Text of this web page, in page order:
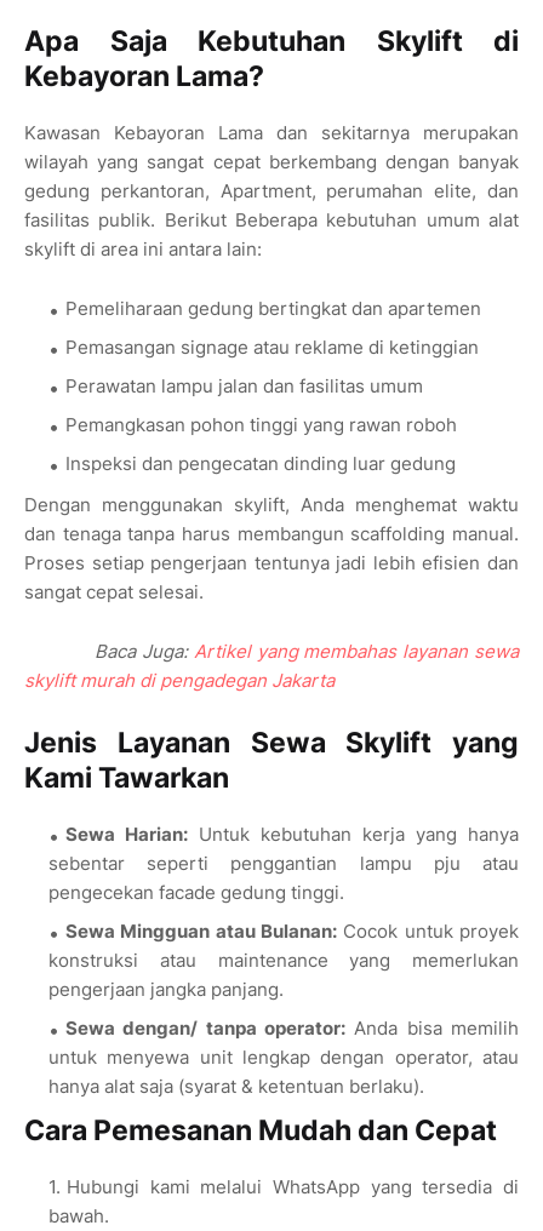
Apa Saja Kebutuhan Skylift di
Kebayoran Lama?
Kawasan Kebayoran Lama dan sekitarnya merupakan
wilayah yang sangat cepat berkembang dengan banyak
gedung perkantoran, Apartment, perumahan elite, dan
fasilitas publik. Berikut Beberapa kebutuhan umum alat
skylift di area ini antara lain:
Pemeliharaan gedung bertingkat dan apartemen
Pemasangan signage atau reklame di ketinggian
Perawatan lampu jalan dan fasilitas umum
Pemangkasan pohon tinggi yang rawan roboh
Inspeksi dan pengecatan dinding luar gedung
Dengan menggunakan skylift, Anda menghemat waktu
dan tenaga tanpa harus membangun scaffolding manual.
Proses setiap pengerjaan tentunya jadi lebih efisien dan
sangat cepat selesai.
Baca Juga: Artikel yang membahas layanan sewa
skylift murah di pengadegan Jakarta
Jenis Layanan Sewa Skylift yang
Kami Tawarkan
Sewa Harian: Untuk kebutuhan kerja yang hanya
sebentar seperti penggantian lampu pju atau
pengecekan facade gedung tinggi.
Sewa Mingguan atau Bulanan: Cocok untuk proyek
konstruksi atau maintenance yang memerlukan
pengerjaan jangka panjang.
Sewa dengan/ tanpa operator: Anda bisa memilih
untuk menyewa unit lengkap dengan operator, atau
hanya alat saja (syarat & ketentuan berlaku).
Cara Pemesanan Mudah dan Cepat
Hubungi kami melalui WhatsApp yang tersedia di
bawah.